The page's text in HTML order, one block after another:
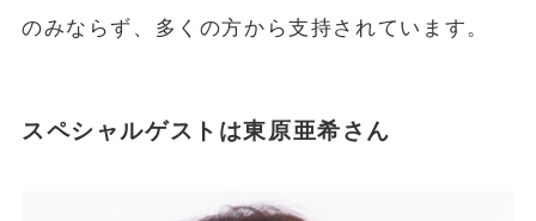
のみならず、多くの方から支持されています。
スペシャルゲストは東原亜希さん